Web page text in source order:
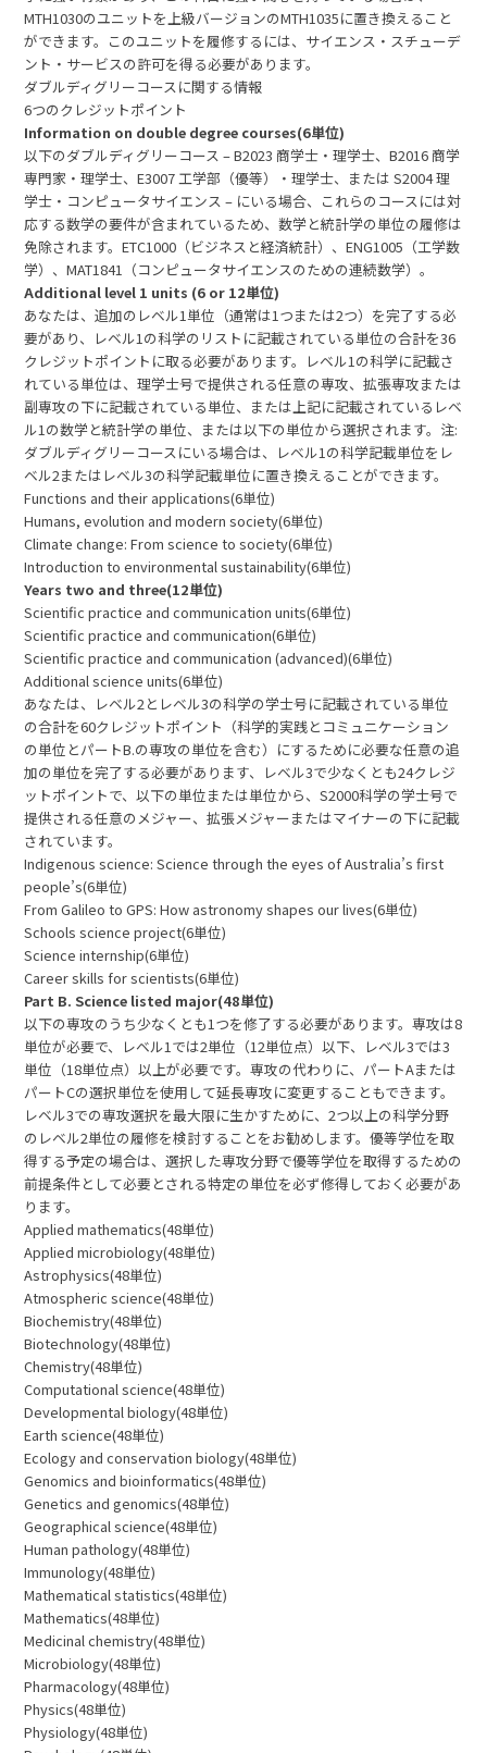
MTH1030のユニットを上級バージョンのMTH1035に置き換えること
ができます。このユニットを履修するには、サイエンス・スチューデ
ント・サービスの許可を得る必要があります。
ダブルディグリーコースに関する情報
6つのクレジットポイント
Information on double degree courses(6単位)
以下のダブルディグリーコース – B2023 商学士・理学士、B2016 商学
専門家・理学士、E3007 工学部（優等）・理学士、または S2004 理
学士・コンピュータサイエンス – にいる場合、これらのコースには対
応する数学の要件が含まれているため、数学と統計学の単位の履修は
免除されます。ETC1000（ビジネスと経済統計）、ENG1005（工学数
学）、MAT1841（コンピュータサイエンスのための連続数学）。
Additional level 1 units (6 or 12単位)
あなたは、追加のレベル1単位（通常は1つまたは2つ）を完了する必
要があり、レベル1の科学のリストに記載されている単位の合計を36
クレジットポイントに取る必要があります。レベル1の科学に記載さ
れている単位は、理学士号で提供される任意の専攻、拡張専攻または
副専攻の下に記載されている単位、または上記に記載されているレベ
ル1の数学と統計学の単位、または以下の単位から選択されます。注:
ダブルディグリーコースにいる場合は、レベル1の科学記載単位をレ
ベル2またはレベル3の科学記載単位に置き換えることができます。
Functions and their applications(6単位)
Humans, evolution and modern society(6単位)
Climate change: From science to society(6単位)
Introduction to environmental sustainability(6単位)
Years two and three(12単位)
Scientific practice and communication units(6単位)
Scientific practice and communication(6単位)
Scientific practice and communication (advanced)(6単位)
Additional science units(6単位)
あなたは、レベル2とレベル3の科学の学士号に記載されている単位
の合計を60クレジットポイント（科学的実践とコミュニケーション
の単位とパートB.の専攻の単位を含む）にするために必要な任意の追
加の単位を完了する必要があります、レベル3で少なくとも24クレジ
ットポイントで、以下の単位または単位から、S2000科学の学士号で
提供される任意のメジャー、拡張メジャーまたはマイナーの下に記載
されています。
Indigenous science: Science through the eyes of Australia’s first
people’s(6単位)
From Galileo to GPS: How astronomy shapes our lives(6単位)
Schools science project(6単位)
Science internship(6単位)
Career skills for scientists(6単位)
Part B. Science listed major(48単位)
以下の専攻のうち少なくとも1つを修了する必要があります。専攻は8
単位が必要で、レベル1では2単位（12単位点）以下、レベル3では3
単位（18単位点）以上が必要です。専攻の代わりに、パートAまたは
パートCの選択単位を使用して延長専攻に変更することもできます。
レベル3での専攻選択を最大限に生かすために、2つ以上の科学分野
のレベル2単位の履修を検討することをお勧めします。優等学位を取
得する予定の場合は、選択した専攻分野で優等学位を取得するための
前提条件として必要とされる特定の単位を必ず修得しておく必要があ
ります。
Applied mathematics(48単位)
Applied microbiology(48単位)
Astrophysics(48単位)
Atmospheric science(48単位)
Biochemistry(48単位)
Biotechnology(48単位)
Chemistry(48単位)
Computational science(48単位)
Developmental biology(48単位)
Earth science(48単位)
Ecology and conservation biology(48単位)
Genomics and bioinformatics(48単位)
Genetics and genomics(48単位)
Geographical science(48単位)
Human pathology(48単位)
Immunology(48単位)
Mathematical statistics(48単位)
Mathematics(48単位)
Medicinal chemistry(48単位)
Microbiology(48単位)
Pharmacology(48単位)
Physics(48単位)
Physiology(48単位)